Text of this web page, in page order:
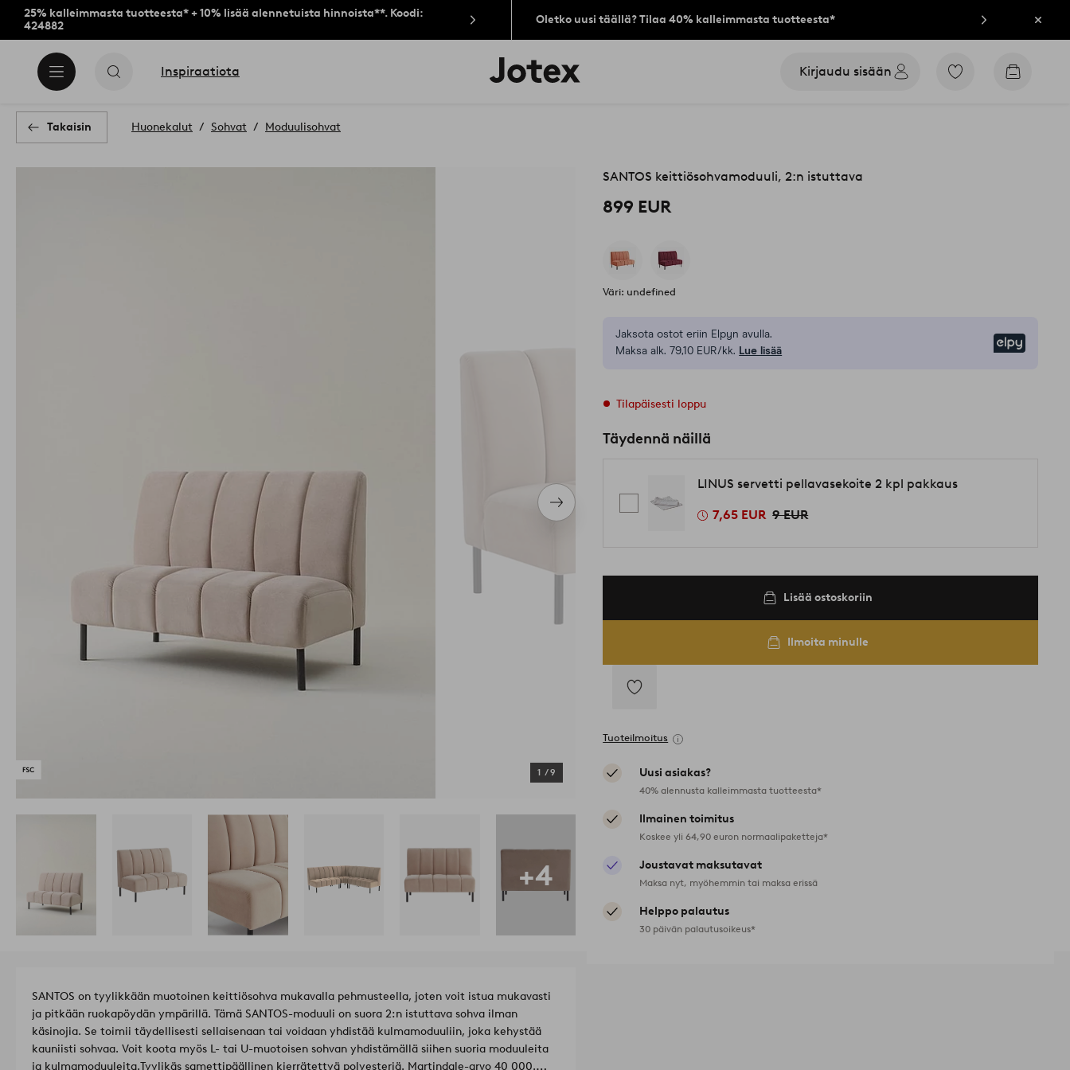
25% kalleimmasta tuotteesta* + 10% lisää alennetuista hinnoista**. Koodi:
424882
Oletko uusi täällä? Tilaa 40% kalleimmasta tuotteesta* Sulje
Inspiraatiota
Jotex-
logo
Kirjaudu sisään
Siirry
Siirry
Takaisin Huonekalut Sohvat Moduulisohvat
Seuraava
tuote
1 /9
SANTOS keittiösohvamoduuli, 2:n istuttava
899 EUR
Väri: undefined
Jaksota ostot eriin Elpyn avulla.
Maksa alk. 79,10 EUR/kk. Lue lisää
Tilapäisesti loppu
Täydennä näillä
LINUS servetti pellavasekoite 2 kpl pakkaus
7,65 EUR 9 EUR
Lisää ostoskoriin
Ilmoita minulle
suosikkeihin
Tuoteilmoitus
Uusi asiakas?
40% alennusta kalleimmasta tuotteesta*
Ilmainen toimitus
Koskee yli 64,90 euron normaalipaketteja*
Joustavat maksutavat
Maksa nyt, myöhemmin tai maksa erissä
Helppo palautus
30 päivän palautusoikeus*
+4
SANTOS on tyylikkään muotoinen keittiösohva mukavalla pehmusteella, joten voit istua mukavasti
ja pitkään ruokapöydän ympärillä. Tämä SANTOS-moduuli on suora 2:n istuttava sohva ilman
käsinojia. Se toimii täydellisesti sellaisenaan tai voidaan yhdistää kulmamoduuliin, joka kehystää
kauniisti sohvaa. Voit koota myös L- tai U-muotoisen sohvan yhdistämällä siihen suoria moduuleita
ja kulmamoduuleita.Tyylikäs samettipäällinen kierrätettyä polyesteriä. Martindale-arvo 40 000.